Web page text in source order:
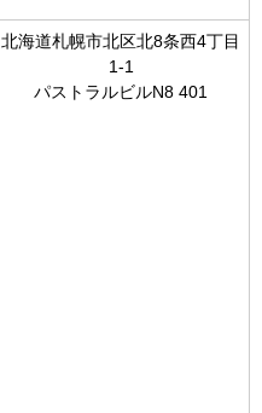
北海道札幌市北区北8条西4丁目
1-1
パストラルビルN8 401